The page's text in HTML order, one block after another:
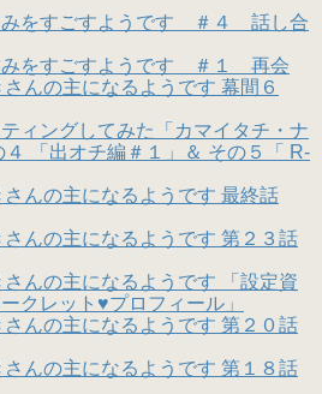
みをすごすようです ＃４ 話し合
みをすごすようです ＃１ 再会
んの主になるようです 幕間６
ィングしてみた「カマイタチ・ナ
「出オチ編＃１」＆ その５「 R-
さんの主になるようです 最終話
さんの主になるようです 第２３話
さんの主になるようです 「設定資
クレット♥プロフィール」
さんの主になるようです 第２０話
さんの主になるようです 第１８話